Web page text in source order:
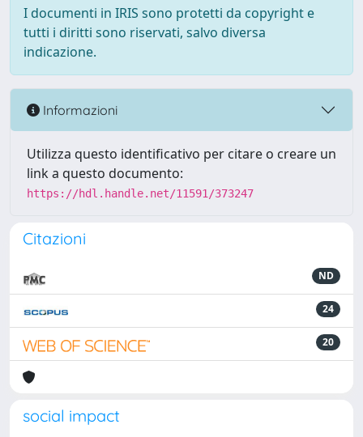
I documenti in IRIS sono protetti da copyright e
tutti i diritti sono riservati, salvo diversa
indicazione.
Informazioni
Utilizza questo identificativo per citare o creare un
link a questo documento:
https://hdl.handle.net/11591/373247
Citazioni
ND
24
20
social impact